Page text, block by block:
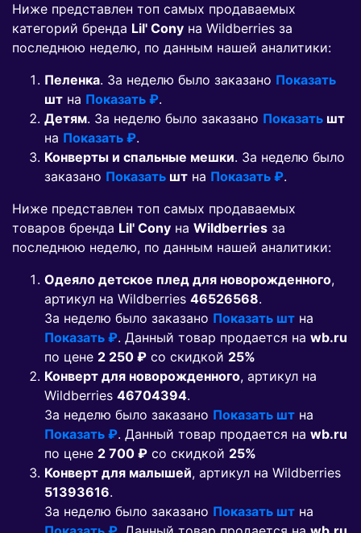
Ниже представлен топ самых продаваемых
категорий бренда Lil' Cony на Wildberries за
последнюю неделю, по данным нашей аналитики:
Пеленка. За неделю было заказано Показать
шт на Показать ₽.
Детям. За неделю было заказано Показать шт
на Показать ₽.
Конверты и спальные мешки. За неделю было
заказано Показать шт на Показать ₽.
Ниже представлен топ самых продаваемых
товаров бренда Lil' Cony на Wildberries за
последнюю неделю, по данным нашей аналитики:
Одеяло детское плед для новорожденного,
артикул на Wildberries 46526568.
За неделю было заказано Показать шт на
Показать ₽. Данный товар продается на wb.ru
по цене 2 250 ₽ co скидкой 25%
Конверт для новорожденного, артикул на
Wildberries 46704394.
За неделю было заказано Показать шт на
Показать ₽. Данный товар продается на wb.ru
по цене 2 700 ₽ co скидкой 25%
Конверт для малышей, артикул на Wildberries
51393616.
За неделю было заказано Показать шт на